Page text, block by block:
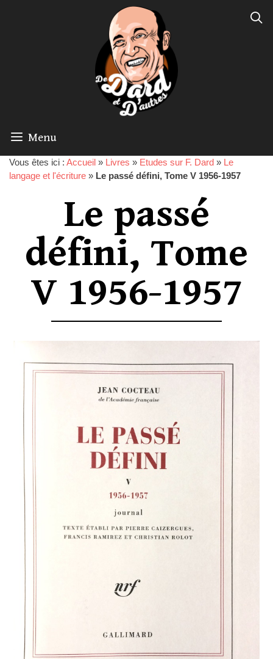
Menu
Vous êtes ici : Accueil » Livres » Etudes sur F. Dard » Le
langage et l'écriture » Le passé défini, Tome V 1956-1957
Le passé
défini, Tome
V 1956-1957